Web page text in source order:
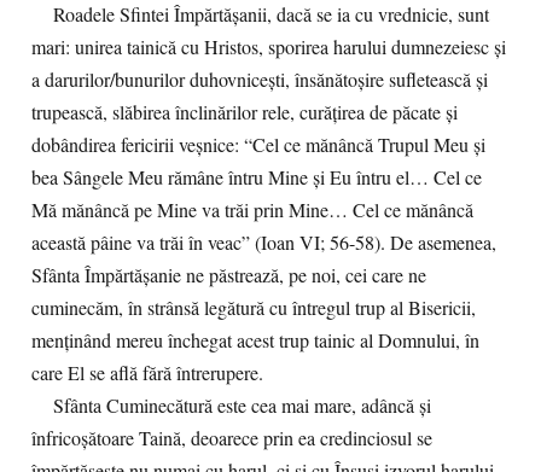
Roadele Sfintei Împărtăşanii, dacă se ia cu vrednicie, sunt
mari: unirea tainică cu Hristos, sporirea harului dumnezeiesc şi
a darurilor/bunurilor duhovniceşti, însănătoşire sufletească şi
trupească, slăbirea înclinărilor rele, curăţirea de păcate şi
dobândirea fericirii veşnice: “Cel ce mănâncă Trupul Meu şi
bea Sângele Meu rămâne întru Mine şi Eu întru el… Cel ce
Mă mănâncă pe Mine va trăi prin Mine… Cel ce mănâncă
această pâine va trăi în veac” (Ioan VI; 56-58). De asemenea,
Sfânta Împărtăşanie ne păstrează, pe noi, cei care ne
cuminecăm, în strânsă legătură cu întregul trup al Bisericii,
menţinând mereu închegat acest trup tainic al Domnului, în
care El se află fără întrerupere.
Sfânta Cuminecătură este cea mai mare, adâncă şi
înfricoşătoare Taină, deoarece prin ea credinciosul se